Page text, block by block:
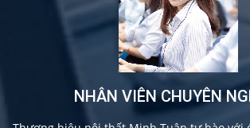
NHÂN VIÊN CHUYÊN